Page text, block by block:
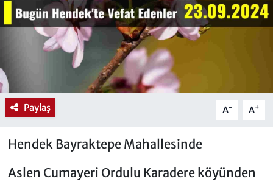
Paylaş A- A+
Hendek Bayraktepe Mahallesinde
Aslen Cumayeri Ordulu Karadere köyünden